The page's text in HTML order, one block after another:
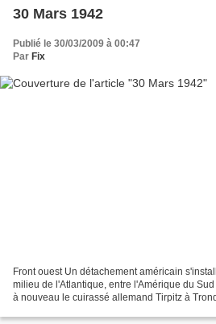
30 Mars 1942
Publié le 30/03/2009 à 00:47
Par Fix
Front ouest Un détachement américain
milieu de l'Atlantique, entre l'Amérique du
à nouveau le cuirassé allemand Tirpitz à